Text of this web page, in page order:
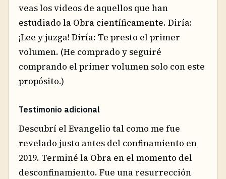
veas los videos de aquellos que han
estudiado la Obra científicamente. Diría:
¡Lee y juzga! Diría: Te presto el primer
volumen. (He comprado y seguiré
comprando el primer volumen solo con este
propósito.)
Testimonio adicional
Descubrí el Evangelio tal como me fue
revelado justo antes del confinamiento en
2019. Terminé la Obra en el momento del
desconfinamiento. Fue una resurrección